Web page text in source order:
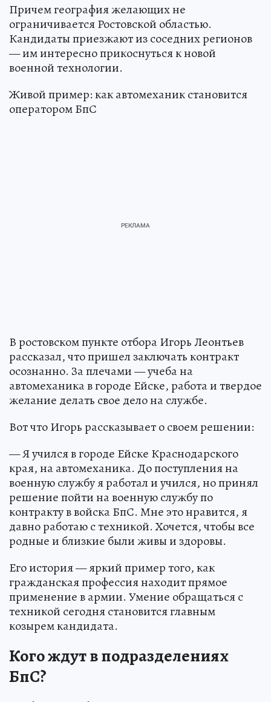
Причем география желающих не
ограничивается Ростовской областью.
Кандидаты приезжают из соседних регионов
— им интересно прикоснуться к новой
военной технологии.
Живой пример: как автомеханик становится
оператором БпС
В ростовском пункте отбора Игорь Леонтьев
рассказал, что пришел заключать контракт
осознанно. За плечами — учеба на
автомеханика в городе Ейске, работа и твердое
желание делать свое дело на службе.
Вот что Игорь рассказывает о своем решении:
— Я учился в городе Ейске Краснодарского
края, на автомеханика. До поступления на
военную службу я работал и учился, но принял
решение пойти на военную службу по
контракту в войска БпС. Мне это нравится, я
давно работаю с техникой. Хочется, чтобы все
родные и близкие были живы и здоровы.
Его история — яркий пример того, как
гражданская профессия находит прямое
применение в армии. Умение обращаться с
техникой сегодня становится главным
козырем кандидата.
Кого ждут в подразделениях
БпС?